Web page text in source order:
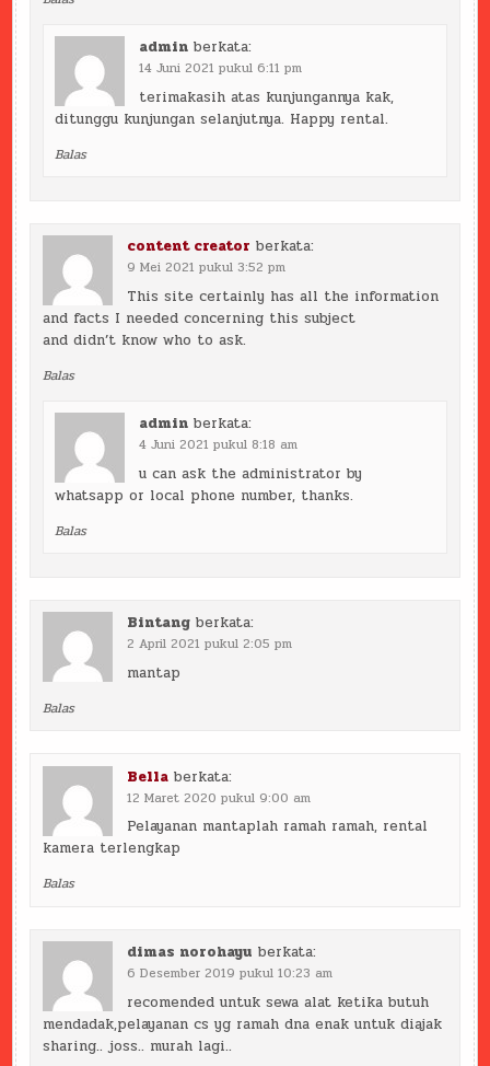
admin berkata:
14 Juni 2021 pukul 6:11 pm
terimakasih atas kunjungannya kak,
ditunggu kunjungan selanjutnya. Happy rental.
Balas
content creator berkata:
9 Mei 2021 pukul 3:52 pm
This site certainly has all the information
and facts I needed concerning this subject
and didn’t know who to ask.
Balas
admin berkata:
4 Juni 2021 pukul 8:18 am
u can ask the administrator by
whatsapp or local phone number, thanks.
Balas
Bintang berkata:
2 April 2021 pukul 2:05 pm
mantap
Balas
Bella berkata:
12 Maret 2020 pukul 9:00 am
Pelayanan mantaplah ramah ramah, rental
kamera terlengkap
Balas
dimas norohayu berkata:
6 Desember 2019 pukul 10:23 am
recomended untuk sewa alat ketika butuh
mendadak,pelayanan cs yg ramah dna enak untuk diajak
sharing.. joss.. murah lagi..